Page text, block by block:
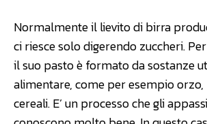
Normalmente il lievito di birra
ci riesce solo digerendo zuccheri.
il suo pasto è formato da sostanze
alimentare, come per esempio
cereali. E’ un processo che gli